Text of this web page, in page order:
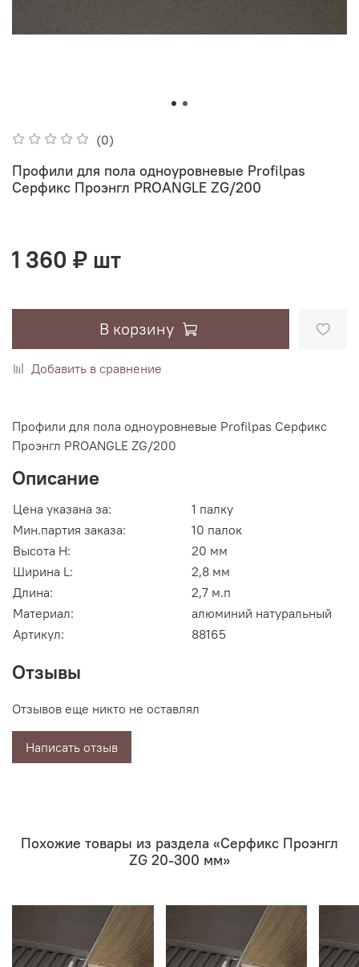
(0)
Профили для пола одноуровневые Profilpas
Серфикс Проэнгл PROANGLE ZG/200
1 360 ₽ шт
В корзину
Добавить в сравнение
Профили для пола одноуровневые Profilpas Серфикс
Проэнгл PROANGLE ZG/200
Описание
Цена указана за:
1 палку
Мин.партия заказа:
10 палок
Высота H:
20 мм
Ширина L:
2,8 мм
Длина:
2,7 м.п
Материал:
алюминий натуральный
Артикул:
88165
Отзывы
Отзывов еще никто не оставлял
Написать отзыв
Похожие товары из раздела «Серфикс Проэнгл
ZG 20-300 мм»